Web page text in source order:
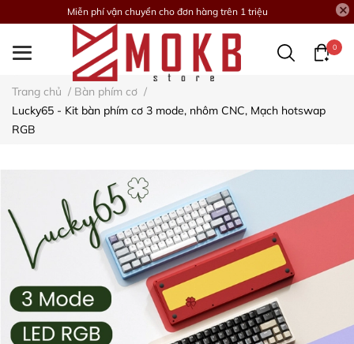
Miễn phí vận chuyển cho đơn hàng trên 1 triệu
0
Trang chủ / Bàn phím cơ /
Lucky65 - Kit bàn phím cơ 3 mode, nhôm CNC, Mạch hotswap
RGB